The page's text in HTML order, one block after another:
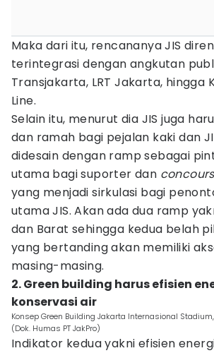
Maka dari itu, rencananya JIS
terintegrasi dengan angkutan
Transjakarta, LRT Jakarta, hingga
Line.
Selain itu, menurut dia JIS juga
dan ramah bagi pejalan kaki dan
didesain dengan ramp sebagai
utama bagi suporter dan
yang menjadi sirkulasi bagi
utama JIS. Akan ada dua ramp
dan Barat sehingga kedua belah
yang bertanding akan memiliki
masing-masing.
2. Green building harus efisien
konservasi air
Konsep Green Building Jakarta Internasional
(Dok. Humas PT JakPro)
Indikator kedua yakni efisien